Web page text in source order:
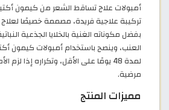
أمبولات علاج تساقط الشعر من كيمون
تركيبة علاجية فريدة، مصممة خصيصًا لعلاج
بفضل مكوناته الغنية بالخلايا الجذعية
العنب، وينصح باستخدام أمبولات كيمون
لمدة 48 يومًا على الأقل، وتكراره إذا
مرضية.
مميزات المنتج